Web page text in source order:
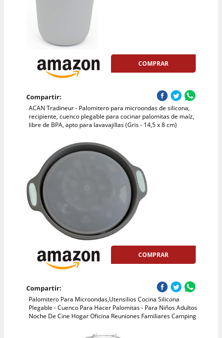
COMPRAR
Compartir:
ACAN Tradineur - Palomitero para microondas de silicona,
recipiente, cuenco plegable para cocinar palomitas de maíz,
libre de BPA, apto para lavavajillas (Gris - 14,5 x 8 cm)
COMPRAR
Compartir:
Palomitero Para Microondas,Utensilios Cocina Silicona
Plegable - Cuenco Para Hacer Palomitas - Para Niños Adultos
Noche De Cine Hogar Oficina Reuniones Familiares Camping